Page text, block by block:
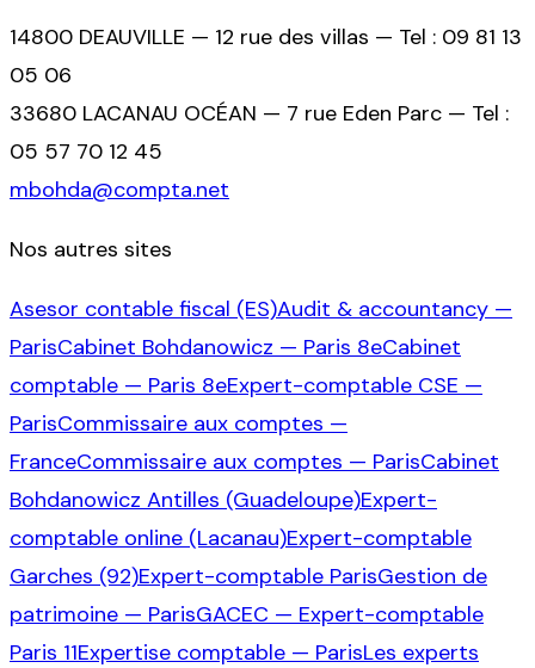
14800 DEAUVILLE — 12 rue des villas — Tel : 09 81 13
05 06
33680 LACANAU OCÉAN — 7 rue Eden Parc — Tel :
05 57 70 12 45
mbohda@compta.net
Nos autres sites
Asesor contable fiscal (ES)Audit & accountancy —
ParisCabinet Bohdanowicz — Paris 8eCabinet
comptable — Paris 8eExpert-comptable CSE —
ParisCommissaire aux comptes —
FranceCommissaire aux comptes — ParisCabinet
Bohdanowicz Antilles (Guadeloupe)Expert-
comptable online (Lacanau)Expert-comptable
Garches (92)Expert-comptable ParisGestion de
patrimoine — ParisGACEC — Expert-comptable
Paris 11Expertise comptable — ParisLes experts